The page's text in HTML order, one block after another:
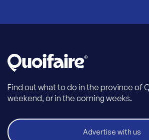
Find out what to do in the province of
weekend, or in the coming weeks.
Advertise with us